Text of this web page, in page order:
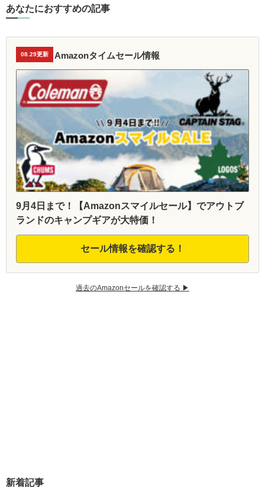
あなたにおすすめの記事
08.29更新 Amazonタイムセール情報
9月4日まで！【Amazonスマイルセール】でアウトブ
ランドのキャンプギアが大特価！
セール情報を確認する！
過去のAmazonセールを確認する ▶︎
新着記事